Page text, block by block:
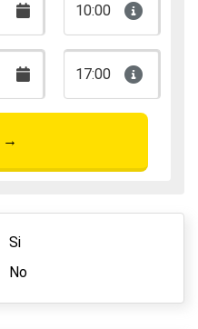
10:00
17:00
→
Si
No